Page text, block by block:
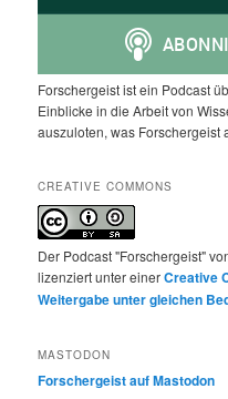
Forschergeist ist ein Podcast
Einblicke in die Arbeit von
auszuloten, was Forschergeist
CREATIVE COMMONS
Der Podcast "Forschergeist"
lizenziert unter einerCreative
Weitergabe unter gleichen
MASTODON
Forschergeist auf Mastodon